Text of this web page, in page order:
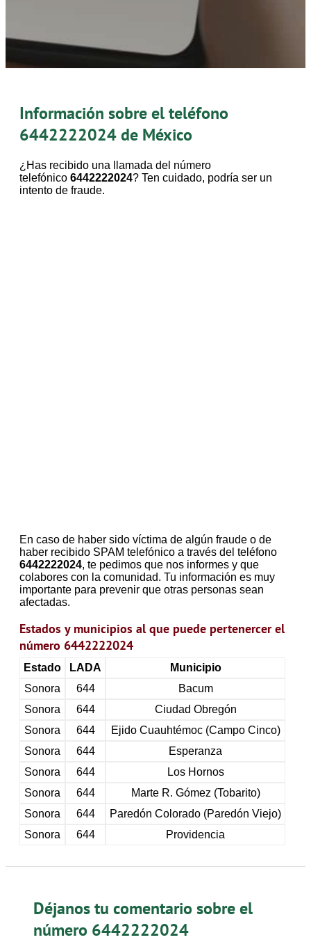
Información sobre el teléfono
6442222024de México
¿Has recibido una llamada del número
telefónico 6442222024? Ten cuidado, podría ser un
intento de fraude.
En caso de haber sido víctima de algún fraude o de
haber recibido SPAM telefónico a través del teléfono
6442222024, te pedimos que nos informes y que
colabores con la comunidad. Tu información es muy
importante para prevenir que otras personas sean
afectadas.
Estados y municipios al que puede pertenercer el
número 6442222024
Estado LADA
Municipio
Sonora
644
Bacum
Sonora
644
Ciudad Obregón
Sonora
644
Ejido Cuauhtémoc (Campo Cinco)
Sonora
644
Esperanza
Sonora
644
Los Hornos
Sonora
644
Marte R. Gómez (Tobarito)
Sonora
644
Paredón Colorado (Paredón Viejo)
Sonora
644 Providencia
Déjanos tu comentario sobre el
número 6442222024